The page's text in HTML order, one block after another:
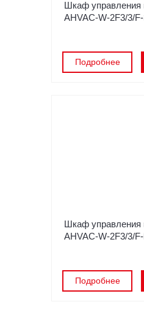
Шкаф управления
AHVAC-W-2F3/3/
Подробнее
Шкаф управления
AHVAC-W-2F3/3/
Подробнее